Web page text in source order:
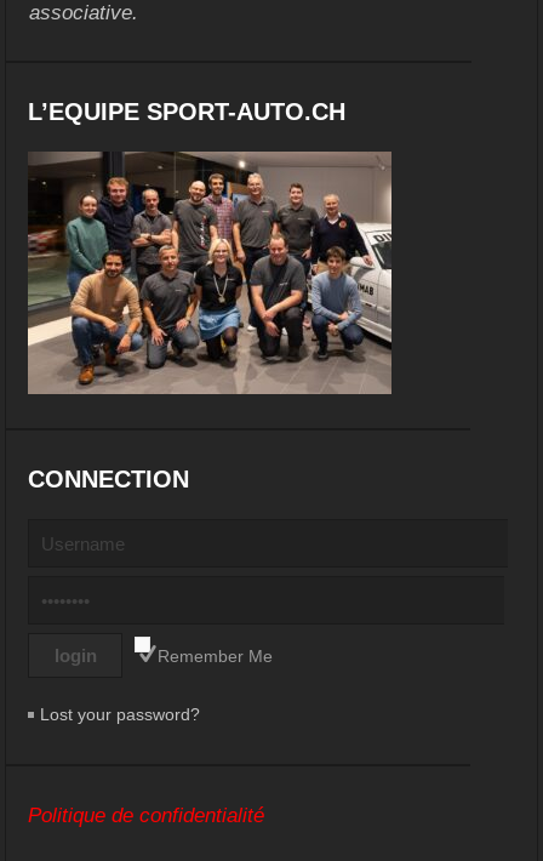
associative.
L’EQUIPE SPORT-AUTO.CH
CONNECTION
Remember Me
Lost your password?
Politique de confidentialité